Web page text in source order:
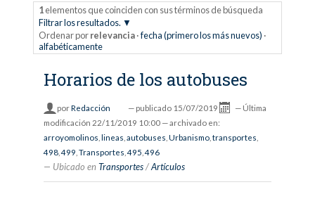
1elementos que coinciden con sus términos de búsqueda
Filtrar los resultados.
Ordenar por relevancia ·fecha (primero los más nuevos) ·
alfabéticamente
Horarios de los autobuses
porRedacción — publicado 15/07/2019 — Última
modificación 22/11/2019 10:00 — archivado en:
arroyomolinos
lineas autobuses Urbanismo, transportes
498,499 Transportes ,495 ,496
Ubicado en Transportes /Artículos